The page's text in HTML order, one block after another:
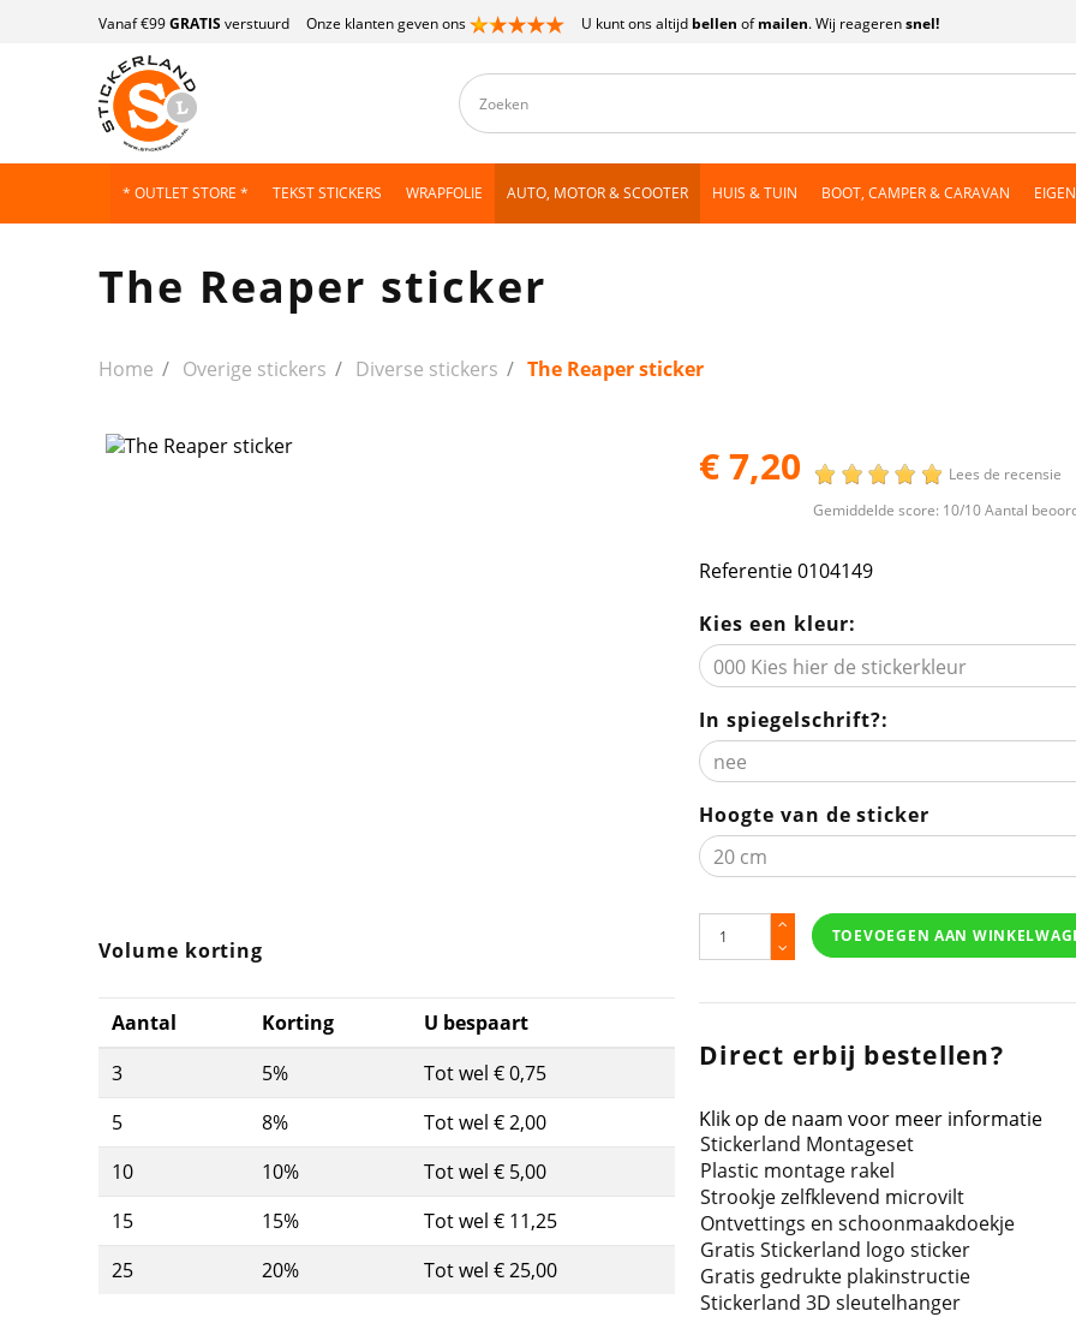
Vanaf €99GRATIS verstuurd Onze klanten geven ons U kunt ons altijd bellen ofmailen. Wij reagerensnel!
* OUTLET STORE * TEKST STICKERS WRAPFOLIE AUTO, MOTOR & SCOOTER HUIS & TUIN BOOT, CAMPER & CARAVAN
The Reaper sticker
Home Overige stickers Diverse stickers The Reaper sticker
Volume korting
Aantal Korting
U bespaart
3
5%
Tot wel € 0,75
5
8%
Tot wel € 2,00
10
10%
Tot wel € 5,00
15
15%
Tot wel € 11,25
25
20% Tot wel € 25,00
€ 7,20
Lees de recensie
Gemiddelde score: 10/10 Aantal
Referentie0104149
Kies een kleur:
In spiegelschrift?:
Hoogte van de sticker
TOEVOEGEN AAN
Direct erbij bestellen?
Klik op de naam voor meer informatie
Stickerland Montageset
Plastic montage rakel
Strookje zelfklevend microvilt
Ontvettings en schoonmaakdoekje
Gratis Stickerland logo sticker
Gratis gedrukte plakinstructie
Stickerland 3D sleutelhanger